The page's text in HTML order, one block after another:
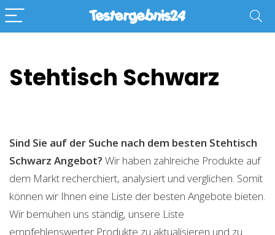
Stehtisch Schwarz
Sind Sie auf der Suche nach dem besten Stehtisch
Schwarz Angebot? Wir haben zahlreiche Produkte auf
dem Markt recherchiert, analysiert und verglichen. Somit
können wir Ihnen eine Liste der besten Angebote bieten.
Wir bemühen uns ständig, unsere Liste
empfehlenswerter Produkte zu aktualisieren und zu